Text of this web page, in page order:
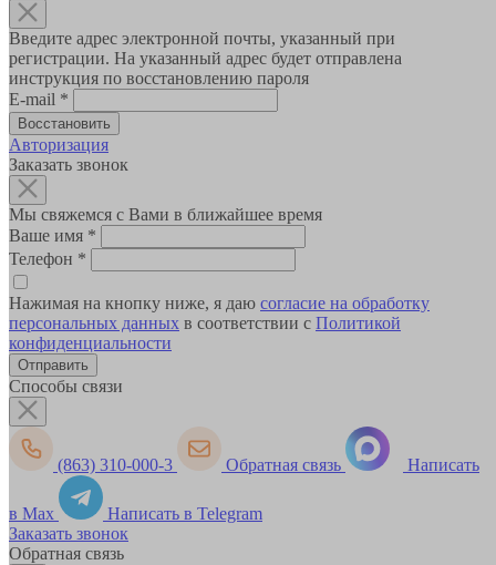
Введите адрес электронной почты, указанный при
регистрации. На указанный адрес будет отправлена
инструкция по восстановлению пароля
E-mail *
Авторизация
Заказать звонок
Мы свяжемся с Вами в ближайшее время
Ваше имя *
Телефон *
Нажимая на кнопку ниже, я даю согласие на обработку
персональных данных в соответствии с Политикой
конфиденциальности
Способы связи
(863) 310-000-3 Обратная связь Написать
в Max
Написать в Telegram
Заказать звонок
Обратная связь